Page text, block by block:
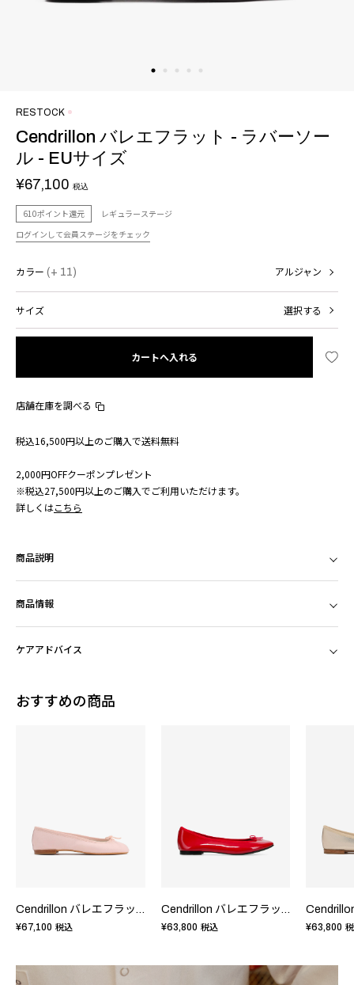
RESTOCK
Cendrillon バレエフラット - ラバーソー
ル - EUサイズ
¥67,100 税込
610ポイント還元
レギュラーステージ
ログインして会員ステージをチェック
カラー (+ 11) アルジャン
サイズ 選択する
カートへ入れる
店舗在庫を調べる
税込16,500円以上のご購入で送料無料
2,000円OFFクーポンプレゼント
※税込27,500円以上のご購入でご利用いただけます。
詳しくはこちら
商品説明
商品情報
ケアアドバイス
おすすめの商品
Cendrillon バレエフラット - ラバーソール - EUサイズ
¥67,100 税込
Cendrillon バレエフラット - ラバーソール - EUサイズ
¥63,800 税込 ¥63,800